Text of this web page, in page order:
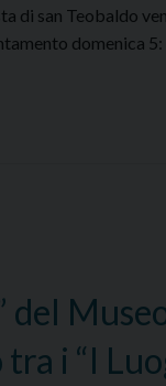
di san Teobaldo
domenica
del
i “I